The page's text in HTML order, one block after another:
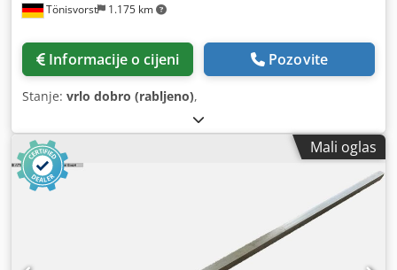
Tönisvorst 1.175 km
Informacije o cijeni Pozovite
Stanje: vrlo dobro (rabljeno),
Mali oglas